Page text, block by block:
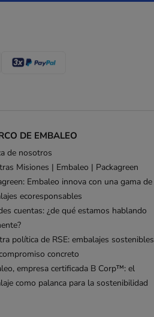
DE EMBALEO
de nosotros
Misiones | Embaleo | Packagreen
Embaleo innova con una gama de
ecoresponsables
cuentas: ¿de qué estamos hablando
política de RSE: embalajes sostenibles
concreto
empresa certificada B Corp™: el
como palanca para la sostenibilidad